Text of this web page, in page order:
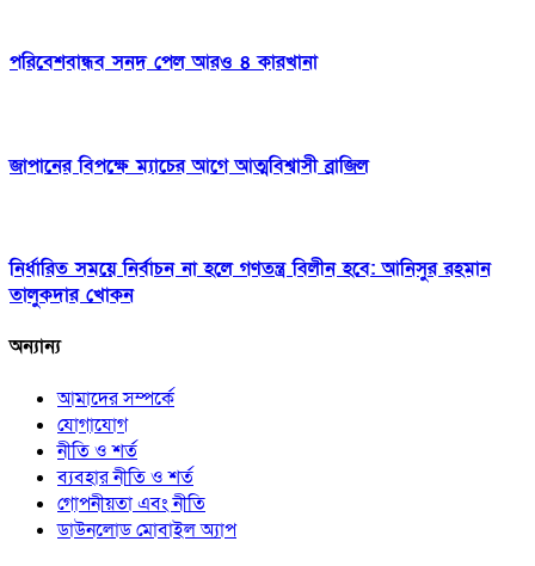
পরিবেশবান্ধব সনদ পেল আরও ৪ কারখানা
জাপানের বিপক্ষে ম্যাচের আগে আত্মবিশ্বাসী ব্রাজিল
নির্ধারিত সময়ে নির্বাচন না হলে গণতন্ত্র বিলীন হবে: আনিসুর রহমান
তালুকদার খোকন
অন্যান্য
আমাদের সম্পর্কে
যোগাযোগ
নীতি ও শর্ত
ব্যবহার নীতি ও শর্ত
গোপনীয়তা এবং নীতি
ডাউনলোড মোবাইল অ্যাপ